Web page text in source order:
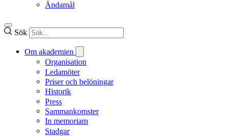
Ändamål
Sök
Om akademien
Organisation
Ledamöter
Priser och belöningar
Historik
Press
Sammankomster
In memoriam
Stadgar